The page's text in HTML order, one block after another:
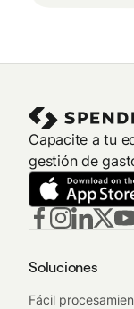
Capacite a tu
gestión de
Soluciones
Fácil